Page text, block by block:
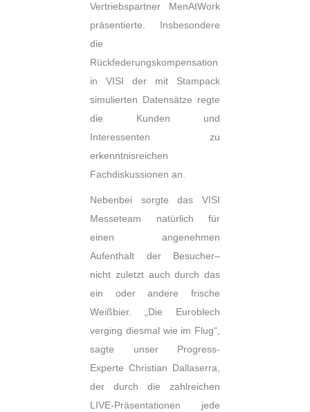
Vertriebspartner MenAtWork
präsentierte. Insbesondere
die
Rückfederungskompensation
in VISI der mit Stampack
simulierten Datensätze regte
die Kunden und
Interessenten zu
erkenntnisreichen
Fachdiskussionen an.
Nebenbei sorgte das VISI
Messeteam natürlich für
einen angenehmen
Aufenthalt der Besucher–
nicht zuletzt auch durch das
ein oder andere frische
Weißbier. „Die Euroblech
verging diesmal wie im Flug“,
sagte unser Progress-
Experte Christian Dallaserra,
der durch die zahlreichen
LIVE-Präsentationen jede